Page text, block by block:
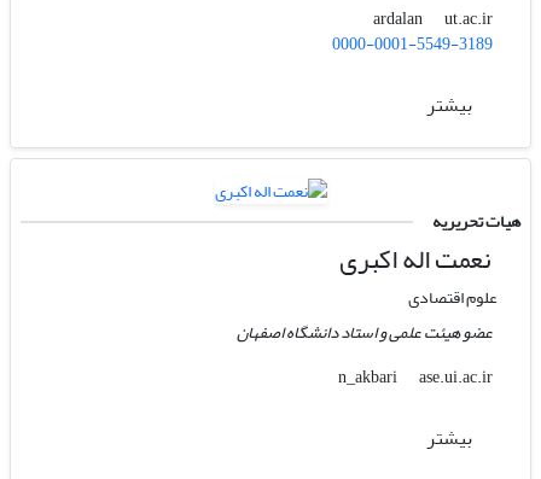
ardalan
ut.ac.ir
0000-0001-5549-3189
بیشتر
هیات تحریریه
نعمت اله اکبری
علوم اقتصادی
عضو هیئت علمی و استاد دانشگاه اصفهان
n_akbari
ase.ui.ac.ir
بیشتر